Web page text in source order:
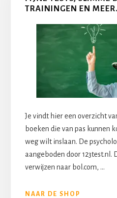
TRAININGEN EN
Je vindt hier een overzicht
boeken die van pas kunnen
weg wilt inslaan. De
aangeboden door 123test.nl.
verwijzen naar bol.com, …
NAAR DE SHOP